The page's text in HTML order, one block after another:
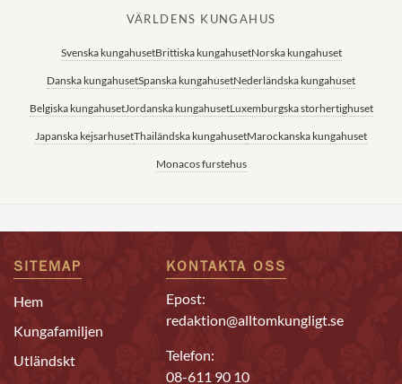
VÄRLDENS KUNGAHUS
Svenska kungahusetBrittiska kungahusetNorska kungahuset
Danska kungahusetSpanska kungahusetNederländska kungahuset
Belgiska kungahusetJordanska kungahusetLuxemburgska storhertighuset
Japanska kejsarhusetThailändska kungahusetMarockanska kungahuset
Monacos furstehus
SITEMAP
Hem
Kungafamiljen
Utländskt
KONTAKTA OSS
Epost:
redaktion@alltomkungligt.se
Telefon:
08-611 90 10